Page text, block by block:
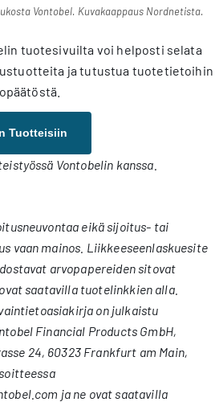
Vontobel. Kuvakaappaus Nordnetista.
tuotesivuilta voi helposti selata
ja tutustua tuotetietoihin
Tuotteisiin
Vontobelin kanssa.
eikä sijoitus- tai
vaan mainos. Liikkeeseenlaskuesite
arvopapereiden sitovat
saatavilla tuotelinkkien alla.
on julkaistu
Financial Products GmbH,
24, 60323 Frankfurt am Main,
ja ne ovat saatavilla